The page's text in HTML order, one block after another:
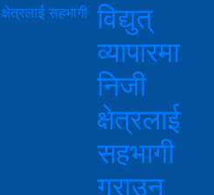
विद्युत्
व्यापारमा
निजी
क्षेत्रलाई
सहभागी
गराउन